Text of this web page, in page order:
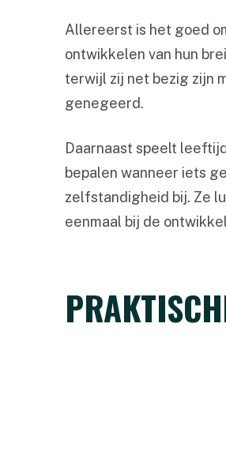
Allereerst is het goed
ontwikkelen van hun
terwijl zij net bezig zijn
genegeerd.
Daarnaast speelt
bepalen wanneer iets
zelfstandigheid bij. Ze
eenmaal bij de